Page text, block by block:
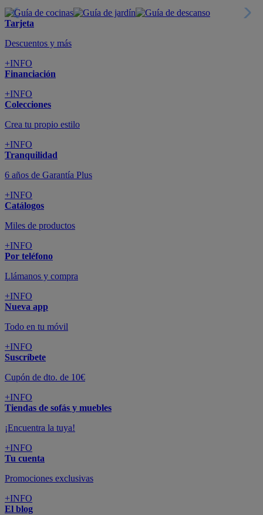
Tarjeta
Descuentos y más
+INFO
Financiación
+INFO
Colecciones
Crea tu propio estilo
+INFO
Tranquilidad
6 años de Garantía Plus
+INFO
Catálogos
Miles de productos
+INFO
Por teléfono
Llámanos y compra
+INFO
Nueva app
Todo en tu móvil
+INFO
Suscríbete
Cupón de dto. de 10€
+INFO
Tiendas de sofás y muebles
¡Encuentra la tuya!
+INFO
Tu cuenta
Promociones exclusivas
+INFO
El blog